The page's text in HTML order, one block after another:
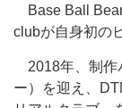
Base Ball Bear
clubが自身初の
2018年、制作
ー）を迎え、